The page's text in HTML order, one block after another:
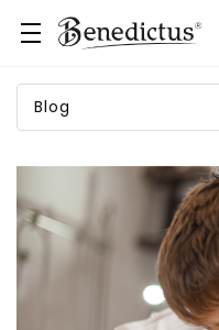
Blog